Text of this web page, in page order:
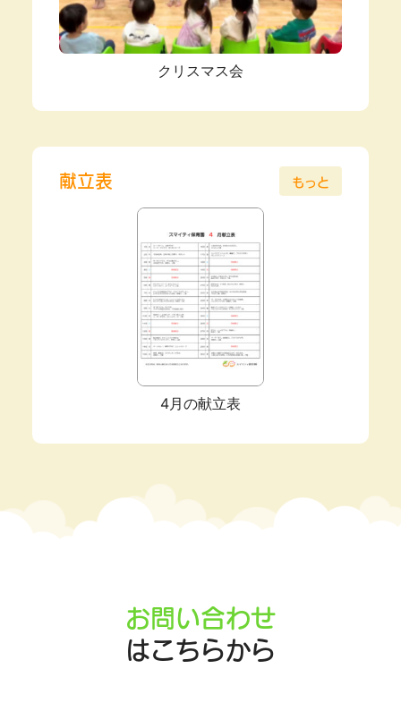
クリスマス会
献立表 もっと
4月の献立表
お問い合わせ
はこちらから